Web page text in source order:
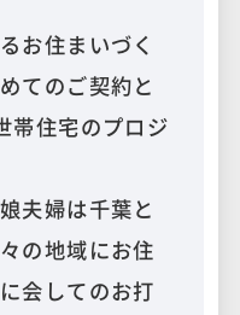
お住まいづく
てのご契約と
帯住宅のプロジ
夫婦は千葉と
の地域にお住
会してのお打